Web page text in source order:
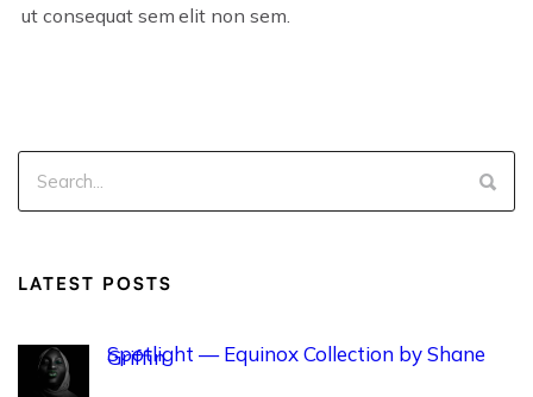
ut consequat sem elit non sem.
LATEST POSTS
Spotlight — Equinox Collection by Shane
Griffin